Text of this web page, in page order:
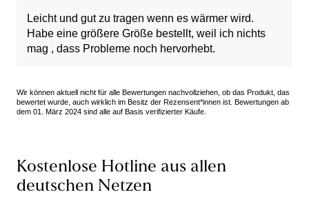
Leicht und gut zu tragen wenn es wärmer wird.
Habe eine größere Größe bestellt, weil ich nichts
mag , dass Probleme noch hervorhebt.
Wir können aktuell nicht für alle Bewertungen nachvollziehen, ob das Produkt, das
bewertet wurde, auch wirklich im Besitz der Rezensent*innen ist. Bewertungen ab
dem 01. März 2024 sind alle auf Basis verifizierter Käufe.
Kostenlose Hotline aus allen
deutschen Netzen